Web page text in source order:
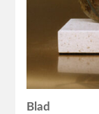
Blad